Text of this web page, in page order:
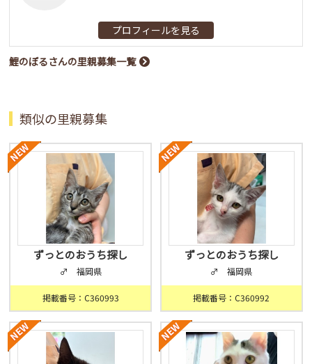
プロフィールを見る
鯉のぼるさんの里親募集一覧
類似の里親募集
ずっとのおうち探し
♂ 福岡県
掲載番号：C360993
ずっとのおうち探し
♂ 福岡県
掲載番号：C360992